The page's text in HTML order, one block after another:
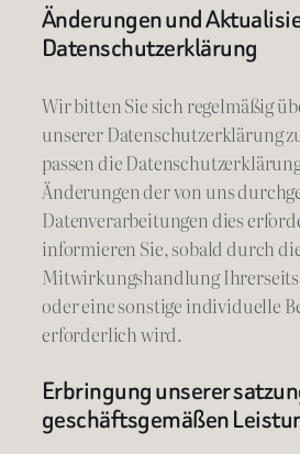
Änderungen und
Datenschutzerklärung
Wir bitten Sie sich regelmäßig
unserer Datenschutzerklärung
passen die
Änderungen der von uns
Datenverarbeitungen dies
informieren Sie, sobald durch
Mitwirkungshandlung
oder eine sonstige individuelle
erforderlich wird.
Erbringung unserer
geschäftsgemäßen